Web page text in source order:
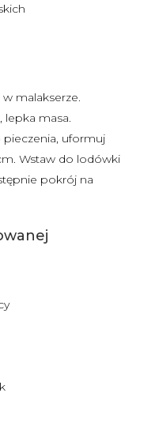
w malakserze.
lepka masa.
pieczenia, uformuj
Wstaw do lodówki
pokrój na